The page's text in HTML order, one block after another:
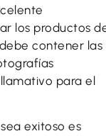
los productos
contener las
para el
exitoso es